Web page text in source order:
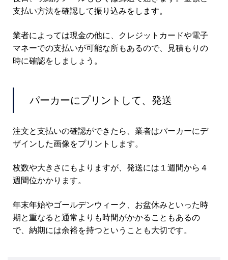
支払い方法を確認して振り込みをします。
業者によっては現金の他に、クレジットカードや電子
マネーでの支払いが可能な所もあるので、見積もりの
時に確認をしましょう。
パーカーにプリントして、発送
注文と支払いの確認ができたら、業者はパーカーにデ
ザインした画像をプリントします。
枚数や大きさにもよりますが、発送には１週間から４
週間位かかります。
年末年始やゴールデンウィーク、お盆休みといった時
期と重なると通常よりも時間がかかることもあるの
で、納期には余裕を持つということも大切です。